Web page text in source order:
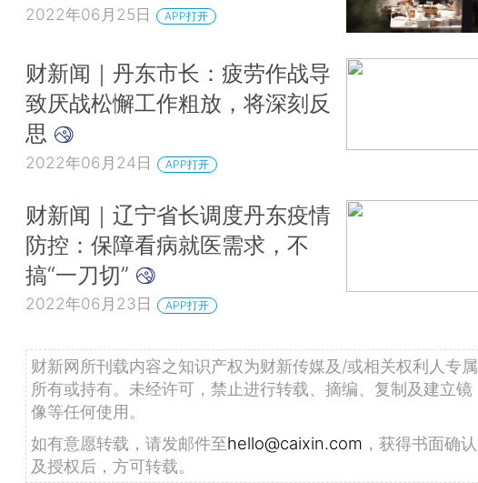
2022年06月25日 APP打开
财新闻｜丹东市长：疲劳作战导
致厌战松懈工作粗放，将深刻反
思
2022年06月24日 APP打开
财新闻｜辽宁省长调度丹东疫情
防控：保障看病就医需求，不
搞“一刀切”
2022年06月23日 APP打开
财新网所刊载内容之知识产权为财新传媒及/或相关权利人专属
所有或持有。未经许可，禁止进行转载、摘编、复制及建立镜
像等任何使用。
如有意愿转载，请发邮件至hello@caixin.com ，获得书面确认
及授权后，方可转载。